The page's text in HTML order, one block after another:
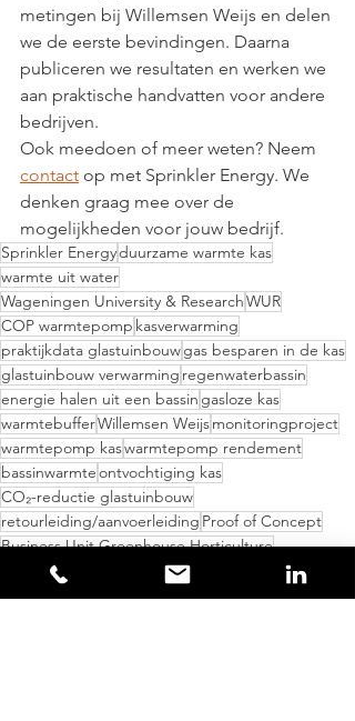
metingen bij Willemsen Weijs en delen
we de eerste bevindingen. Daarna
publiceren we resultaten en werken we
aan praktische handvatten voor andere
bedrijven.
Ook meedoen of meer weten? Neem
contact op met Sprinkler Energy. We
denken graag mee over de
mogelijkheden voor jouw bedrijf.
Sprinkler Energyduurzame warmte kas
warmte uit water
Wageningen University & ResearchWUR
COP warmtepomp kasverwarming
praktijkdata glastuinbouwgas besparen in de kas
glastuinbouw verwarming regenwaterbassin
energie halen uit een bassin gasloze kas
warmtebufferWillemsen Weijsmonitoringproject
warmtepomp kaswarmtepomp rendement
bassinwarmteontvochtiging kas
CO₂-reductie glastuinbouw
retourleiding/aanvoerleiding Proof of Concept
Business Unit Greenhouse Horticulture
aquathermie
energieopslag kas
energiebesparing telerwatertemperatuur bassin